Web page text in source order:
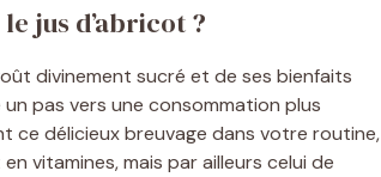
jus d’abricot ?
divinement sucré et de ses bienfaits
pas vers une consommation plus
ce délicieux breuvage dans votre routine,
vitamines, mais par ailleurs celui de